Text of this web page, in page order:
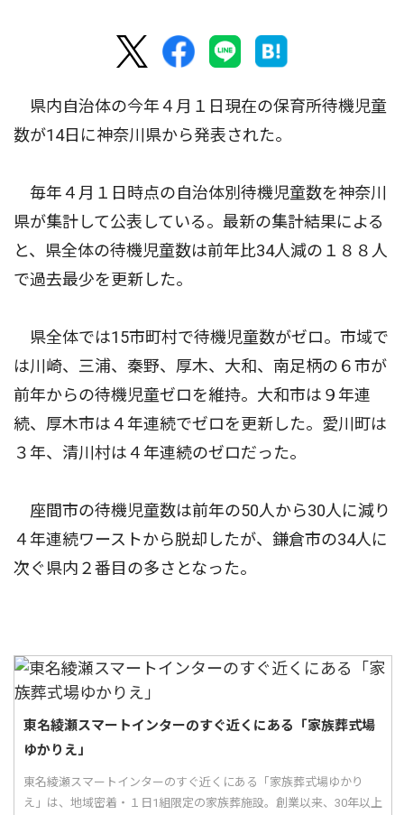
県内自治体の今年４月１日現在の保育所待機児童
数が14日に神奈川県から発表された。
毎年４月１日時点の自治体別待機児童数を神奈川
県が集計して公表している。最新の集計結果による
と、県全体の待機児童数は前年比34人減の１８８人
で過去最少を更新した。
県全体では15市町村で待機児童数がゼロ。市域で
は川崎、三浦、秦野、厚木、大和、南足柄の６市が
前年からの待機児童ゼロを維持。大和市は９年連
続、厚木市は４年連続でゼロを更新した。愛川町は
３年、清川村は４年連続のゼロだった。
座間市の待機児童数は前年の50人から30人に減り
４年連続ワーストから脱却したが、鎌倉市の34人に
次ぐ県内２番目の多さとなった。
東名綾瀬スマートインターのすぐ近くにある「家族葬式場
ゆかりえ」
東名綾瀬スマートインターのすぐ近くにある「家族葬式場ゆかり
え」は、地域密着・１日1組限定の家族葬施設。創業以来、30年以上